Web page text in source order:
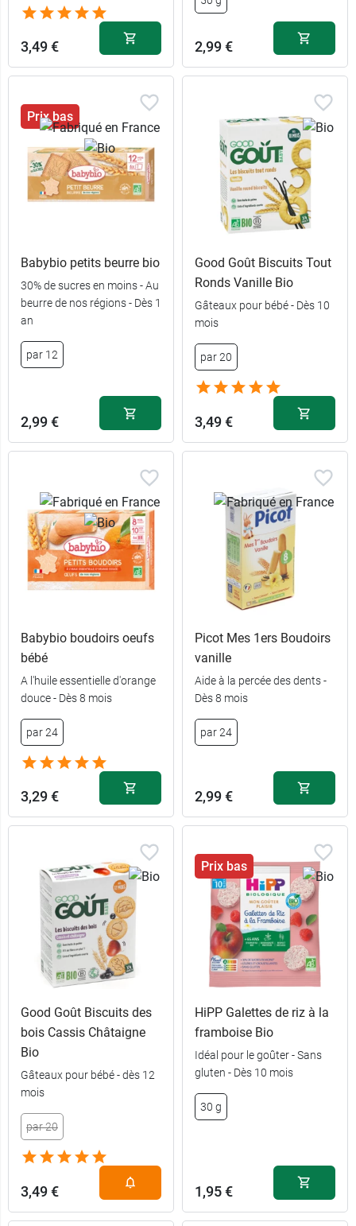
3,49 € 2,99 €
Prix bas
Babybio petits beurre bio
30% de sucres en moins - Au
beurre de nos régions - Dès 1
an
par 12
2,99 €
Good Goût Biscuits Tout
Ronds Vanille Bio
Gâteaux pour bébé - Dès 10
mois
par 20
3,49 €
Babybio boudoirs oeufs
bébé
A l'huile essentielle d'orange
douce - Dès 8 mois
par 24
3,29 €
Picot Mes 1ers Boudoirs
vanille
Aide à la percée des dents -
Dès 8 mois
par 24
2,99 €
Good Goût Biscuits des
bois Cassis Châtaigne
Bio
Gâteaux pour bébé - dès 12
mois
par 20
3,49 €
Prix bas
HiPP Galettes de riz à la
framboise Bio
Idéal pour le goûter - Sans
gluten - Dès 10 mois
30 g
1,95 €